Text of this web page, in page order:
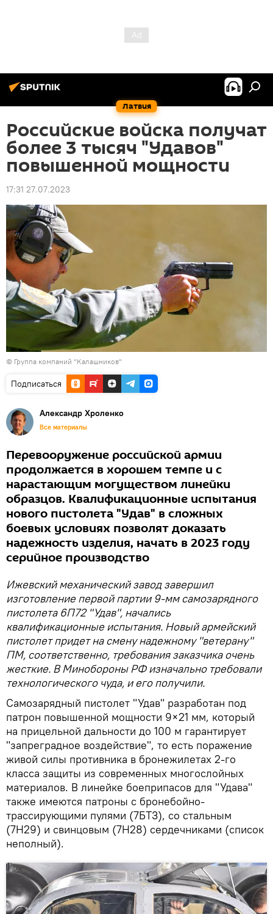
Латвия
Российские войска получат
более 3 тысяч "Удавов"
повышенной мощности
17:31 27.07.2023
© Группа компаний "Калашников"
Подписаться
Александр Хроленко
Все материалы
Перевооружение российской армии
продолжается в хорошем темпе и с
нарастающим могуществом линейки
образцов. Квалификационные испытания
нового пистолета "Удав" в сложных
боевых условиях позволят доказать
надежность изделия, начать в 2023 году
серийное производство
Ижевский механический завод завершил
изготовление первой партии 9-мм самозарядного
пистолета 6П72 "Удав", начались
квалификационные испытания. Новый армейский
пистолет придет на смену надежному "ветерану"
ПМ, соответственно, требования заказчика очень
жесткие. В Минобороны РФ изначально требовали
технологического чуда, и его получили.
Самозарядный пистолет "Удав" разработан под
патрон повышенной мощности 9×21 мм, который
на прицельной дальности до 100 м гарантирует
"запреградное воздействие", то есть поражение
живой силы противника в бронежилетах 2-го
класса защиты из современных многослойных
материалов. В линейке боеприпасов для "Удава"
также имеются патроны с бронебойно-
трассирующими пулями (7БТ3), со стальным
(7Н29) и свинцовым (7Н28) сердечниками (список
неполный).